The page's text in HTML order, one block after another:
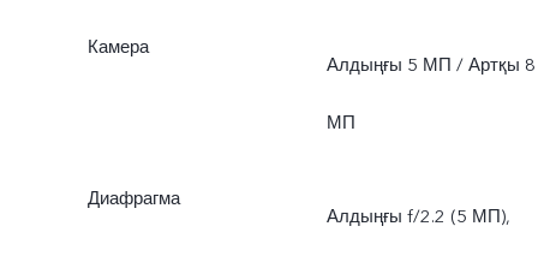
Камера
Алдыңғы 5 МП / Артқы 8
МП
Диафрагма
Алдыңғы f/2.2 (5 МП),